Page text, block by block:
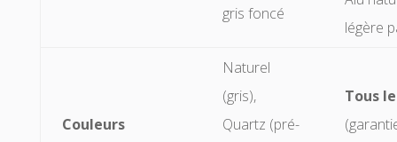
gris foncé
légère
Couleurs
Naturel
(gris),
Quartz (pré-
Tous